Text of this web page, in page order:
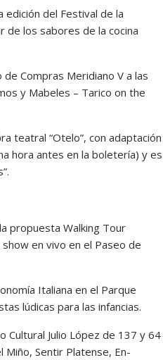
edición del Festival de la
de los sabores de la cocina
Compras Meridiano V a las
y Mabeles – Tarico on the
teatral “Otelo”, con adaptación
hora antes en la boletería) y es
propuesta Walking Tour
en vivo en el Paseo de
Italiana en el Parque
lúdicas para las infancias.
Cultural Julio López de 137 y 64
Miño, Sentir Platense, En-